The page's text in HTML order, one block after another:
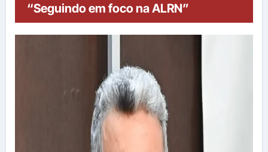
“Seguindo em foco na ALRN”